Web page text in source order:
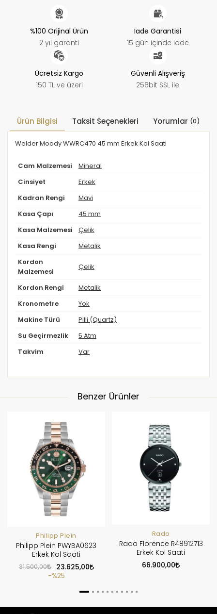
%100 Orijinal Ürün
2 yıl garanti
İade Garantisi
15 gün içinde iade
Ücretsiz Kargo
150 TL ve üzeri
Güvenli Alışveriş
256bit SSL ile
Ürün Bilgisi Taksit Seçenekleri Yorumlar (0)
Welder Moody WWRC470 45 mm Erkek Kol Saati
Cam Malzemesi Mineral
Cinsiyet Erkek
Kadran Rengi Mavi
Kasa Çapı 45 mm
Kasa Malzemesi Çelik
Kasa Rengi Metalik
Kordon
Malzemesi
Çelik
Kordon Rengi Metalik
Kronometre Yok
Makine Türü Pilli (Quartz)
Su Geçirmezlik 5 Atm
Takvim Var
Benzer Ürünler
Philipp Plein
Philipp Plein PWYBA0623
Erkek Kol Saati
31.500,00
23.625,00
%25
Rado
Rado Florence R48912713
Erkek Kol Saati
66.900,00